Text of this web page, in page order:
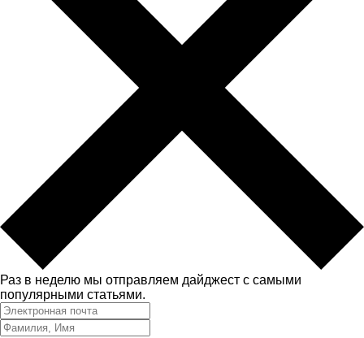
Раз в неделю мы отправляем дайджест с самыми
популярными статьями.